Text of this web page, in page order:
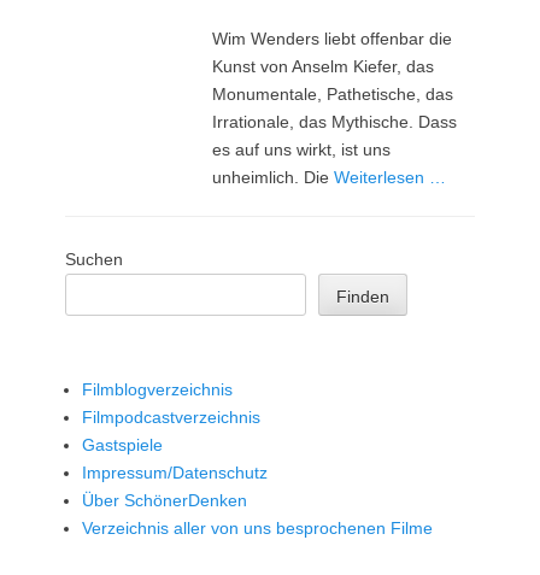
Wim Wenders liebt offenbar die
Kunst von Anselm Kiefer, das
Monumentale, Pathetische, das
Irrationale, das Mythische. Dass
es auf uns wirkt, ist uns
unheimlich. DieWeiterlesen …
Suchen
Finden
Filmblogverzeichnis
Filmpodcastverzeichnis
Gastspiele
Impressum/Datenschutz
Über SchönerDenken
Verzeichnis aller von uns besprochenen Filme